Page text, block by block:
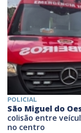
POLICIAL
São Miguel do
colisão entre
no centro